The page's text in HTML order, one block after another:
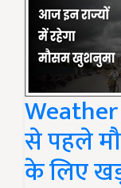
Weather
से पहले
के लिए